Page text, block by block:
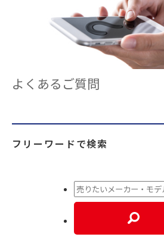
よくあるご質問
フリーワードで検索